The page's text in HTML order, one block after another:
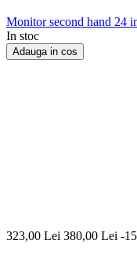
Monitor second hand 24
In stoc
Adauga in cos
323,00 Lei 380,00 Lei -